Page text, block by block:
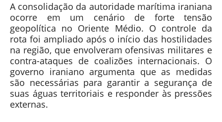
A consolidação da autoridade marítima iraniana
ocorre em um cenário de forte tensão
geopolítica no Oriente Médio. O controle da
rota foi ampliado após o início das hostilidades
na região, que envolveram ofensivas militares e
contra-ataques de coalizões internacionais. O
governo iraniano argumenta que as medidas
são necessárias para garantir a segurança de
suas águas territoriais e responder às pressões
externas.